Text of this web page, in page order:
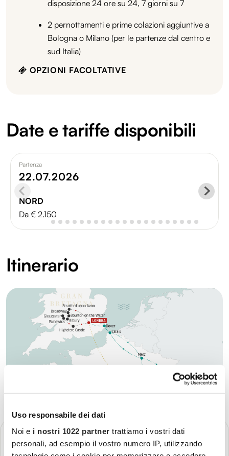
Uso responsabile dei dati
Noi e i nostri 1022 partner trattiamo i vostri dati
personali, ad esempio il vostro numero IP, utilizzando
disposizione 24 ore su 24, 7 giorni su 7
2 pernottamenti e prime colazioni aggiuntive a
Bologna o Milano (per le partenze dal centro e
sud Italia)
OPZIONI FACOLTATIVE
Date e tariffe disponibili
Partenza
22.07.2026
NORD
Da € 2.150
Itinerario
GIORNO 2